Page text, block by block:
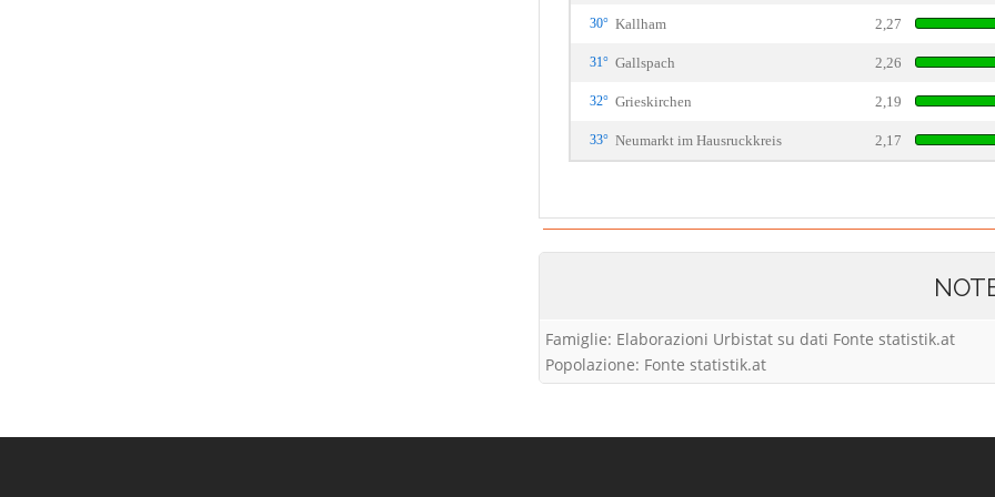
30° Kallham 2,27
31° Gallspach 2,26
32° Grieskirchen 2,19
33° Neumarkt im Hausruckkreis 2,17
Famiglie: Elaborazioni Urbistat su dati Fonte statistik.at
Popolazione: Fonte statistik.at